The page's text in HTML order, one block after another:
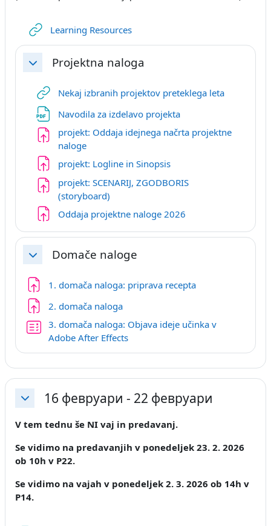
Learning ResourcesURL
ЗатвориProjektna naloga
Nekaj izbranih projektov preteklega letaURL
Navodila za izdelavo projekta
projekt: Oddaja idejnega načrta projektne
nalogeЗадача
projekt: Logline in SinopsisЗадача
projekt: SCENARIJ, ZGODBORIS
(storyboard)Задача
Oddaja projektne naloge 2026Задача
ЗатвориDomače naloge
1. domača naloga: priprava receptaЗадача
2. domača nalogaЗадача
3. domača naloga: Objava ideje učinka v
Adobe After EffectsКвиз
Затвори16 февруари - 22 февруари
V tem tednu še NI vaj in predavanj.
Se vidimo na predavanjih v ponedeljek 23. 2. 2026
ob 10h v P22.
Se vidimo na vajah v ponedeljek 2. 3. 2026 ob 14h v
P14.